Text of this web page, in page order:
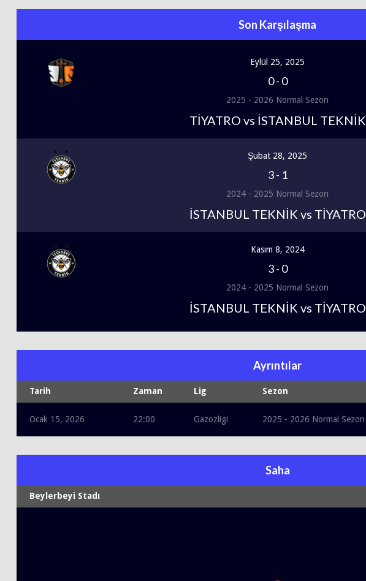
Son Karşılaşma
Eylül 25, 2025
0- 0
2025 - 2026 Normal Sezon
TİYATRO vs İSTANBUL TEKNİK
Şubat 28, 2025
3- 1
2024 - 2025 Normal Sezon
İSTANBUL TEKNİK vs TİYATRO
Kasım 8, 2024
3- 0
2024 - 2025 Normal Sezon
İSTANBUL TEKNİK vs TİYATRO
Ayrıntılar
Tarih Zaman Lig Sezon
Ocak 15, 2026 22:00 Gazozligi 2025 - 2026 Normal Sezon
Saha
Beylerbeyi Stadı